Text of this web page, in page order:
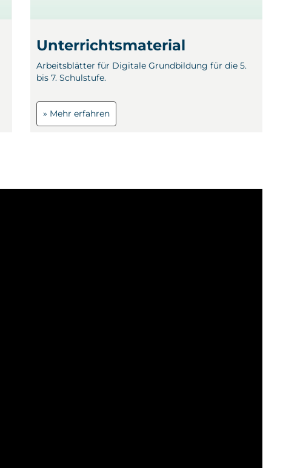
Unterrichtsmaterial
Arbeitsblätter für Digitale Grundbildung für die 5.
bis 7. Schulstufe.
» Mehr erfahren